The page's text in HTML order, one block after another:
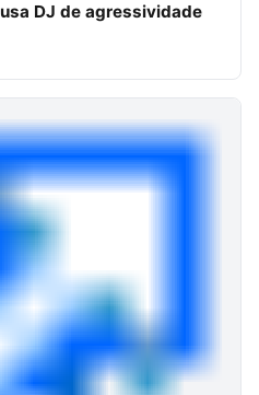
DJ de agressividade